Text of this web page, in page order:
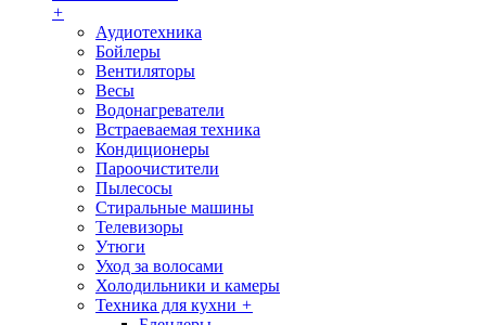
+
Аудиотехника
Бойлеры
Вентиляторы
Весы
Водонагреватели
Встраеваемая техника
Кондиционеры
Пароочистители
Пылесосы
Стиральные машины
Телевизоры
Утюги
Уход за волосами
Холодильники и камеры
Техника для кухни +